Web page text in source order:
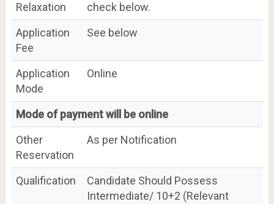
Relaxation
check below.
Application
Fee
See below
Application
Mode
Online
Mode of payment will be online
Other
Reservation
As per Notification
Qualification
Candidate Should Possess
Intermediate/ 10+2 (Relevant